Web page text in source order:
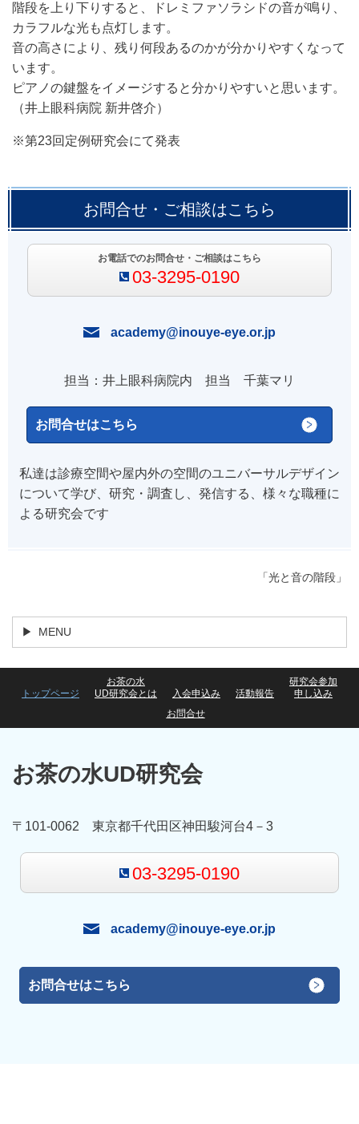
階段を上り下りすると、ドレミファソラシドの音が鳴り、
カラフルな光も点灯します。
音の高さにより、残り何段あるのかが分かりやすくなって
います。
ピアノの鍵盤をイメージすると分かりやすいと思います。
（井上眼科病院 新井啓介）
※第23回定例研究会にて発表
お問合せ・ご相談はこちら
お電話でのお問合せ・ご相談はこちら
03-3295-0190
academy@inouye-eye.or.jp
担当：井上眼科病院内 担当 千葉マリ
お問合せはこちら
私達は診療空間や屋内外の空間のユニバーサルデザイン
について学び、研究・調査し、発信する、様々な職種に
よる研究会です
「光と音の階段」
MENU
トップページ
お茶の水
UD研究会とは
入会申込み 活動報告
研究会参加
申し込み
お問合せ
お茶の水UD研究会
〒101-0062 東京都千代田区神田駿河台4－3
03-3295-0190
academy@inouye-eye.or.jp
お問合せはこちら